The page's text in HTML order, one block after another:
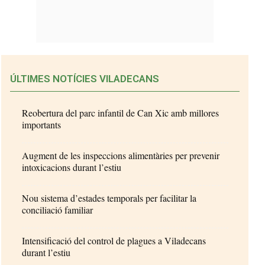
ÚLTIMES NOTÍCIES VILADECANS
Reobertura del parc infantil de Can Xic amb millores
importants
Augment de les inspeccions alimentàries per prevenir
intoxicacions durant l’estiu
Nou sistema d’estades temporals per facilitar la
conciliació familiar
Intensificació del control de plagues a Viladecans
durant l’estiu